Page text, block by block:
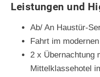
Leistungen und
Ab/ An Haustür-
Fahrt im
2 x Übernachtung
Mittelklassehotel